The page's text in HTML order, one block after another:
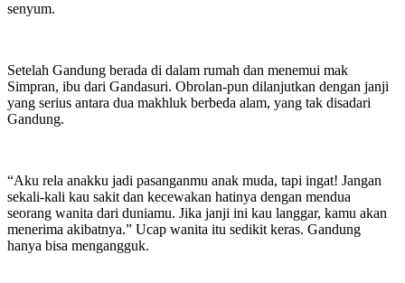
senyum.
Setelah Gandung berada di dalam rumah dan menemui mak
Simpran, ibu dari Gandasuri. Obrolan-pun dilanjutkan dengan janji
yang serius antara dua makhluk berbeda alam, yang tak disadari
Gandung.
“Aku rela anakku jadi pasanganmu anak muda, tapi ingat! Jangan
sekali-kali kau sakit dan kecewakan hatinya dengan mendua
seorang wanita dari duniamu. Jika janji ini kau langgar, kamu akan
menerima akibatnya.” Ucap wanita itu sedikit keras. Gandung
hanya bisa mengangguk.